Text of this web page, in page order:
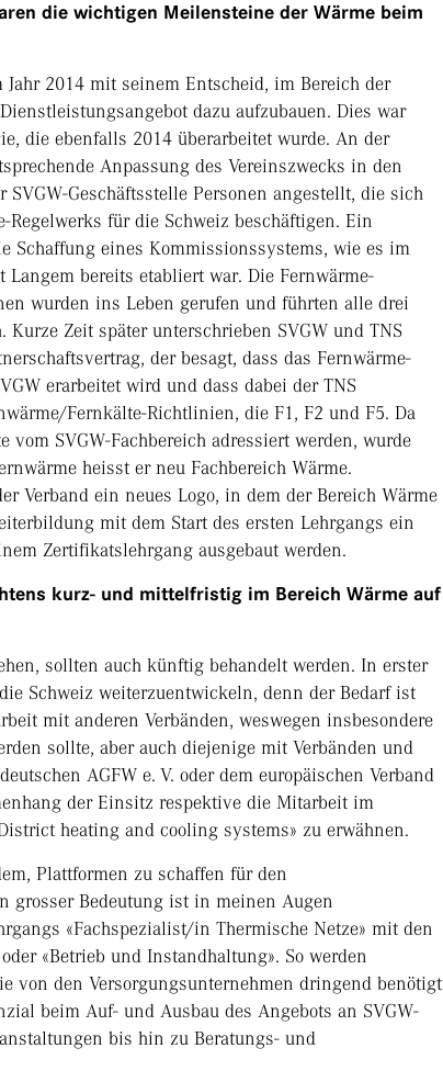
die wichtigen Meilensteine der Wärme beim
Jahr 2014 mit seinem Entscheid, im Bereich der
dazu aufzubauen. Dies war
die ebenfalls 2014 überarbeitet wurde. An der
Anpassung des Vereinszwecks in den
Geschäftsstelle Personen angestellt, die sich
für die Schweiz beschäftigen. Ein
Schaffung eines Kommissionssystems, wie es im
bereits etabliert war. Die Fernwärme-
wurden ins Leben gerufen und führten alle drei
Zeit später unterschrieben SVGW und TNS
der besagt, dass das Fernwärme-
erarbeitet wird und dass dabei der TNS
Fernkälte-Richtlinien, die F1, F2 und F5. Da
SVGW-Fachbereich adressiert werden, wurde
heisst er neu Fachbereich Wärme.
Verband ein neues Logo, in dem der Bereich Wärme
mit dem Start des ersten Lehrgangs ein
Zertifikatslehrgang ausgebaut werden.
kurz- und mittelfristig im Bereich Wärme auf
sollten auch künftig behandelt werden. In erster
Schweiz weiterzuentwickeln, denn der Bedarf ist
mit anderen Verbänden, weswegen insbesondere
sollte, aber auch diejenige mit Verbänden und
AGFW e. V. oder dem europäischen Verband
der Einsitz respektive die Mitarbeit im
heating and cooling systems» zu erwähnen.
Plattformen zu schaffen für den
grosser Bedeutung ist in meinen Augen
«Fachspezialist/in Thermische Netze» mit den
«Betrieb und Instandhaltung». So werden
von den Versorgungsunternehmen dringend benötigt
beim Auf- und Ausbau des Angebots an SVGW-
bis hin zu Beratungs- und